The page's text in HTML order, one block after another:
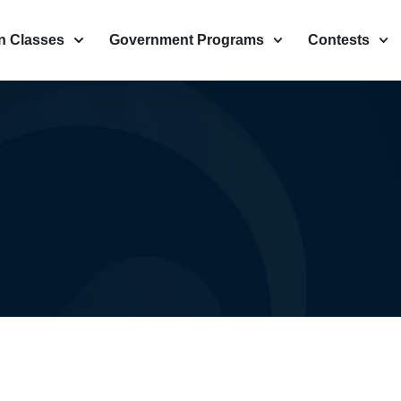
Classes Government Programs Contests